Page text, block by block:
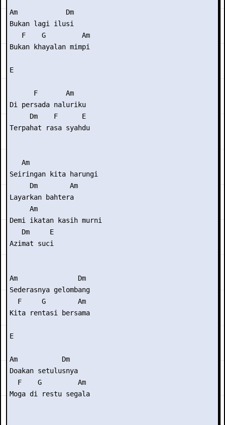
Am            Dm
Bukan lagi ilusi
   F    G         Am
Bukan khayalan mimpi
E
      F       Am
Di persada naluriku
     Dm    F      E
Terpahat rasa syahdu
   Am
Seiringan kita harungi
     Dm        Am
Layarkan bahtera
     Am
Demi ikatan kasih murni
   Dm     E
Azimat suci
Am               Dm
Sederasnya gelombang
  F     G        Am
Kita rentasi bersama
E
Am           Dm
Doakan setulusnya
  F    G         Am
Moga di restu segala